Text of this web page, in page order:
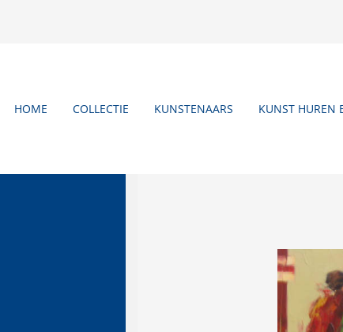
HOME COLLECTIE KUNSTENAARS KUNST HUREN